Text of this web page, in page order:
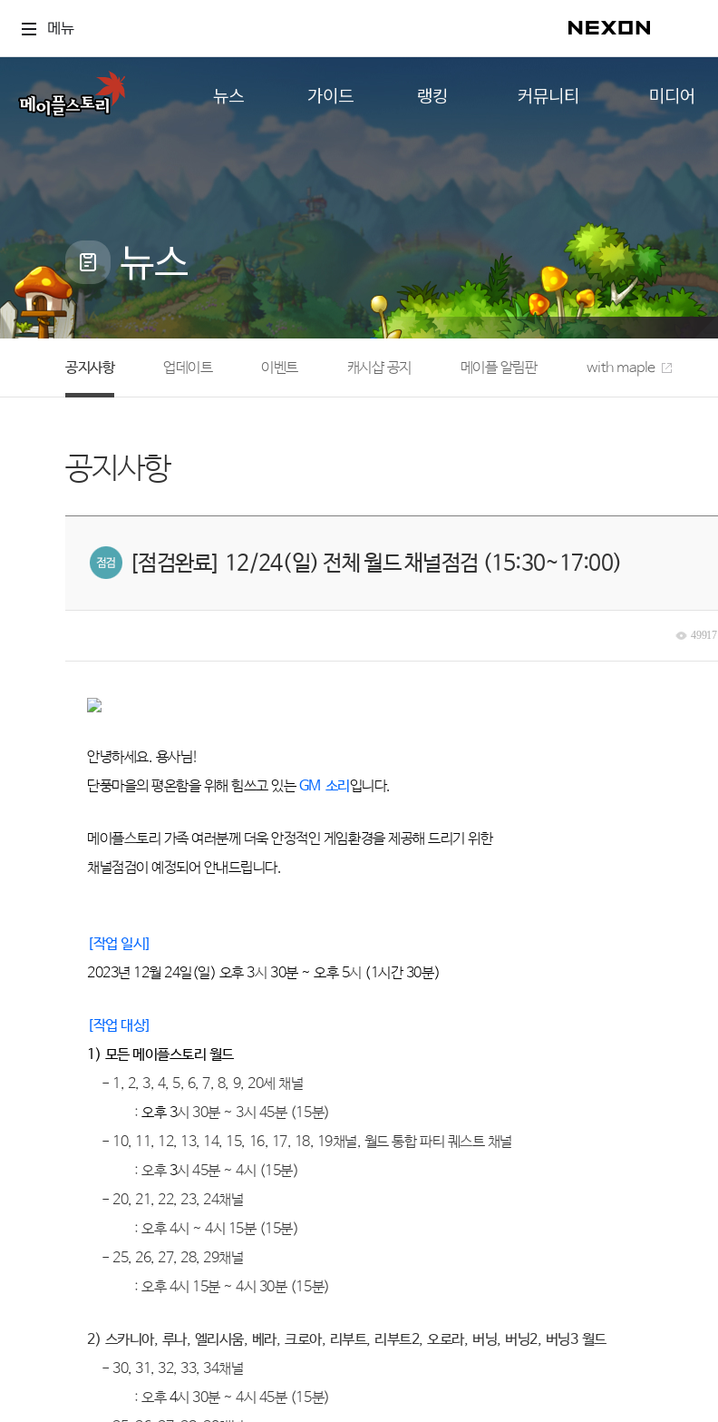
메뉴
뉴스
공지사항
업데이트
캐시샵 공지
메이플 알림판
with maple
가이드
게임정보
직업소개
확률형 아이템
NEXON NOW
랭킹
컨텐츠 랭킹
커뮤니티
자유게시판
메이플 아트
메이플스토리 파트너스
AI Style Finder
미니게임
커뮤니티 아카이브
미디어
영상
뉴스
공지사항 업데이트 이벤트 캐시샵 공지 메이플 알림판 with maple
공지사항
[점검완료] 12/24(일) 전체 월드 채널점검 (15:30~17:00)
49917
안녕하세요. 용사님!
단풍마을의 평온함을 위해 힘쓰고 있는GM 소리 입니다.
메이플스토리 가족 여러분께 더욱 안정적인 게임환경을 제공해 드리기 위한
채널점검이 예정되어 안내드립니다.
[작업 일시]
2023년 12월 24일(일) 오후3시 30분 ~오후5시 (1시간 30분)
[작업 대상]
1) 모든 메이플스토리 월드
- 1, 2, 3, 4, 5, 6, 7, 8, 9, 20세 채널
:오후3시 30분 ~ 3시 45분(15분)
- 10, 11, 12, 13, 14, 15, 16, 17, 18, 19채널, 월드 통합 파티 퀘스트 채널
:오후3시 45분~ 4시 (15분)
- 20, 21, 22, 23, 24채널
:오후 4시 ~ 4시 15분 (15분)
- 25, 26, 27, 28, 29채널
:오후 4시 15분 ~ 4시 30분 (15분)
2) 스카니아, 루나, 엘리시움, 베라,크로아, 리부트, 리부트2,오로라, 버닝, 버닝2, 버닝3 월드
- 30, 31, 32, 33, 34채널
:오후4시 30분~ 4시 45분(15분)